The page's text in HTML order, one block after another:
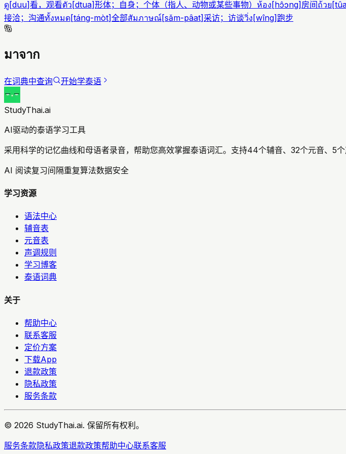
ดู[duu]看，观看ตัว [dtua]形体；自身；个体（指人、动物或某些事物） ห้อง [hɔ̂ɔng] 房间ถ้วย [
接洽；沟通ทั้งหมด[táng-mòt]全部สัมภาษณ์[sǎm-pâat] 采访；访谈วิ่ง [wîng] 跑步
มาจาก
在词典中查询 开始学泰语
StudyThai.ai
AI驱动的泰语学习工具
采用科学的记忆曲线和母语者录音，帮助您高效掌握泰语词汇。支持44个辅音、32个元音、5个
AI 阅读复习间隔重复算法数据安全
学习资源
语法中心
辅音表
元音表
声调规则
学习博客
泰语词典
关于
帮助中心
联系客服
定价方案
下载App
退款政策
隐私政策
服务条款
© 2026 StudyThai.ai. 保留所有权利。
服务条款隐私政策退款政策帮助中心联系客服